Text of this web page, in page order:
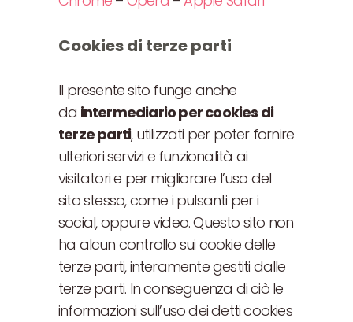
Cookies di terze parti
Il presente sito funge anche
da intermediario per cookies di
terze parti, utilizzati per poter fornire
ulteriori servizi e funzionalità ai
visitatori e per migliorare l’uso del
sito stesso, come i pulsanti per i
social, oppure video. Questo sito non
ha alcun controllo sui cookie delle
terze parti, interamente gestiti dalle
terze parti. In conseguenza di ciò le
informazioni sull’uso dei detti cookies